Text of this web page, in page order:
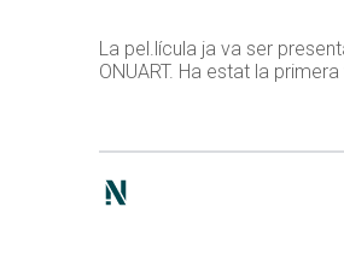
La pel.lícula ja va ser
ONUART. Ha estat la